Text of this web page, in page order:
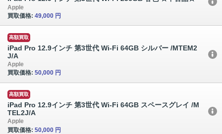
Apple
買取価格: 49,000 円
高額買取
iPad Pro 12.9インチ 第3世代 Wi-Fi 64GB シルバー /MTEM2
J/A
Apple
買取価格: 50,000 円
高額買取
iPad Pro 12.9インチ 第3世代 Wi-Fi 64GB スペースグレイ /M
TEL2J/A
Apple
買取価格: 50,000 円